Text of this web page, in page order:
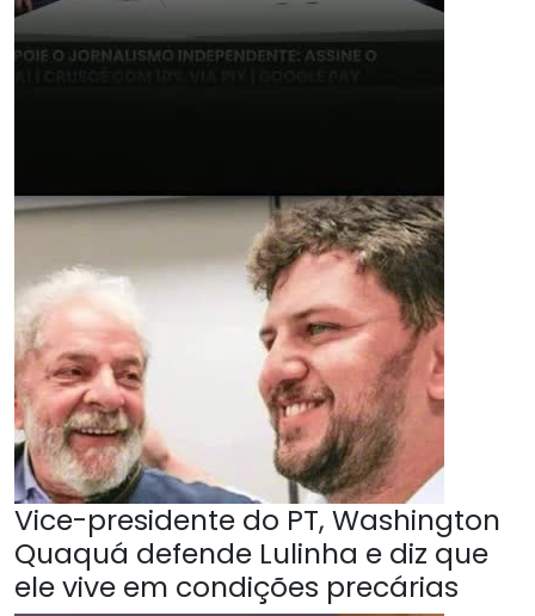
Vice-presidente do PT, Washington
Quaquá defende Lulinha e diz que
ele vive em condições precárias